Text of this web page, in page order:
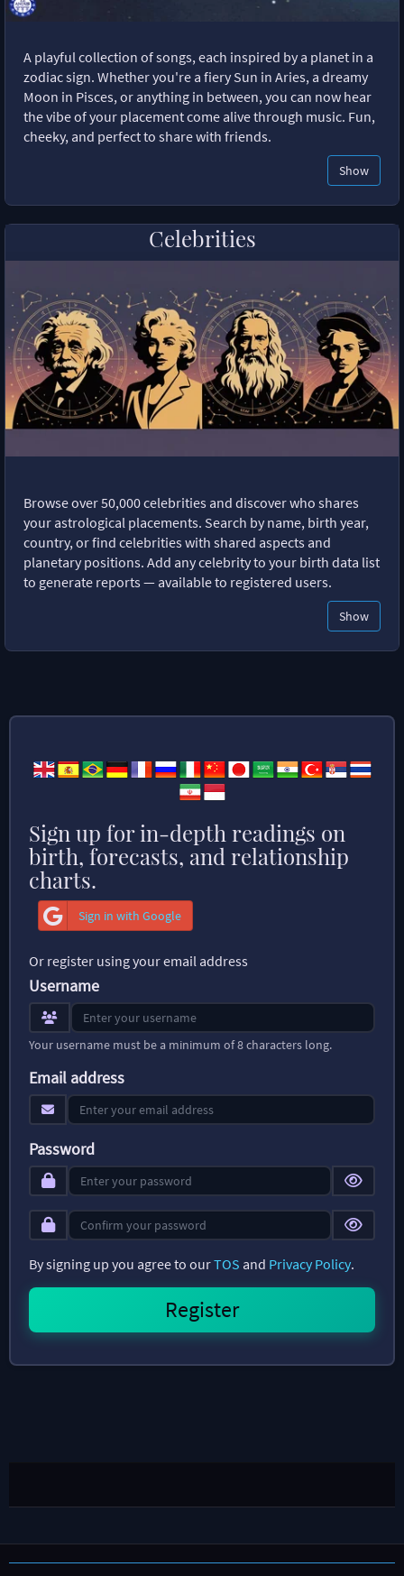
A playful collection of songs, each inspired by a planet in a
zodiac sign. Whether you're a fiery Sun in Aries, a dreamy
Moon in Pisces, or anything in between, you can now hear
the vibe of your placement come alive through music. Fun,
cheeky, and perfect to share with friends.
Show
Celebrities
Browse over 50,000 celebrities and discover who shares
your astrological placements. Search by name, birth year,
country, or find celebrities with shared aspects and
planetary positions. Add any celebrity to your birth data list
to generate reports — available to registered users.
Show
Sign up for in-depth readings on
birth, forecasts, and relationship
charts.
Sign in with Google
Or register using your email address
Username
Your username must be a minimum of 8 characters long.
Email address
Password
By signing up you agree to ourTOS and Privacy Policy.